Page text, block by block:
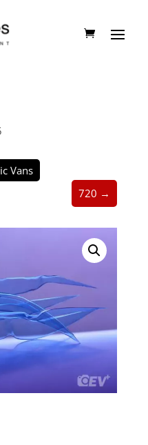
Vans
720 →